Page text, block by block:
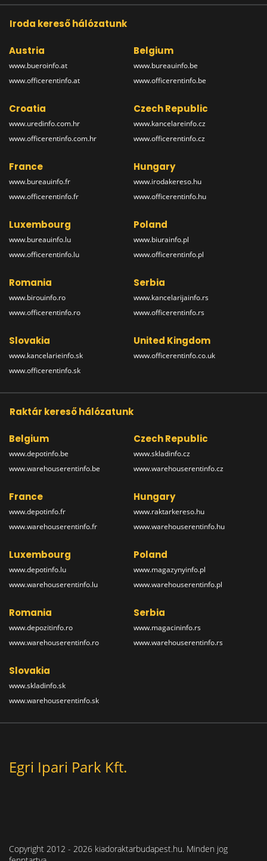
Iroda kereső hálózatunk
Austria
www.bueroinfo.at
www.officerentinfo.at
Belgium
www.bureauinfo.be
www.officerentinfo.be
Croatia
www.uredinfo.com.hr
www.officerentinfo.com.hr
Czech Republic
www.kancelareinfo.cz
www.officerentinfo.cz
France
www.bureauinfo.fr
www.officerentinfo.fr
Hungary
www.irodakereso.hu
www.officerentinfo.hu
Luxembourg
www.bureauinfo.lu
www.officerentinfo.lu
Poland
www.biurainfo.pl
www.officerentinfo.pl
Romania
www.birouinfo.ro
www.officerentinfo.ro
Serbia
www.kancelarijainfo.rs
www.officerentinfo.rs
Slovakia
www.kancelarieinfo.sk
www.officerentinfo.sk
United Kingdom
www.officerentinfo.co.uk
Raktár kereső hálózatunk
Belgium
www.depotinfo.be
www.warehouserentinfo.be
Czech Republic
www.skladinfo.cz
www.warehouserentinfo.cz
France
www.depotinfo.fr
www.warehouserentinfo.fr
Hungary
www.raktarkereso.hu
www.warehouserentinfo.hu
Luxembourg
www.depotinfo.lu
www.warehouserentinfo.lu
Poland
www.magazynyinfo.pl
www.warehouserentinfo.pl
Romania
www.depozitinfo.ro
www.warehouserentinfo.ro
Serbia
www.magacininfo.rs
www.warehouserentinfo.rs
Slovakia
www.skladinfo.sk
www.warehouserentinfo.sk
Egri Ipari Park Kft.
Copyright 2012 - 2026 kiadoraktarbudapest.hu. Minden jog